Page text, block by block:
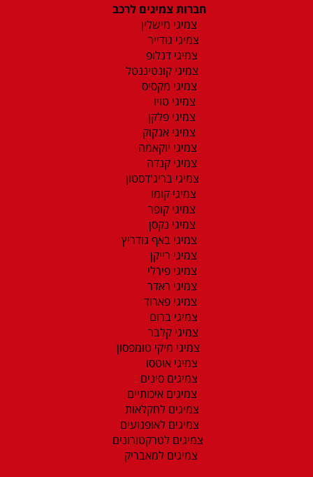
חברות צמיגים לרכב
צמיגי מישלין
צמיגי גודייר
צמיגי דנלופ
צמיגי קונטיננטל
צמיגי מקסיס
צמיגי טויו
צמיגי פלקן
צמיגי אנקוק
צמיגי יוקאמה
צמיגי קנדה
צמיגי בריג'דסטון
צמיגי קומו
צמיגי קופר
צמיגי נקסן
צמיגי באף גודריץ
צמיגי רייקן
צמיגי פירלי
צמיגי ראדר
צמיגי פארוד
צמיגי ברום
צמיגי קלבר
צמיגי מיקי טומפסון
צמיגי אוטסו
צמיגים סינים
צמיגים איכותיים
צמיגים לחקלאות
צמיגים לאופנועים
צמיגים לטרקטורונים
צמיגים למאבריק